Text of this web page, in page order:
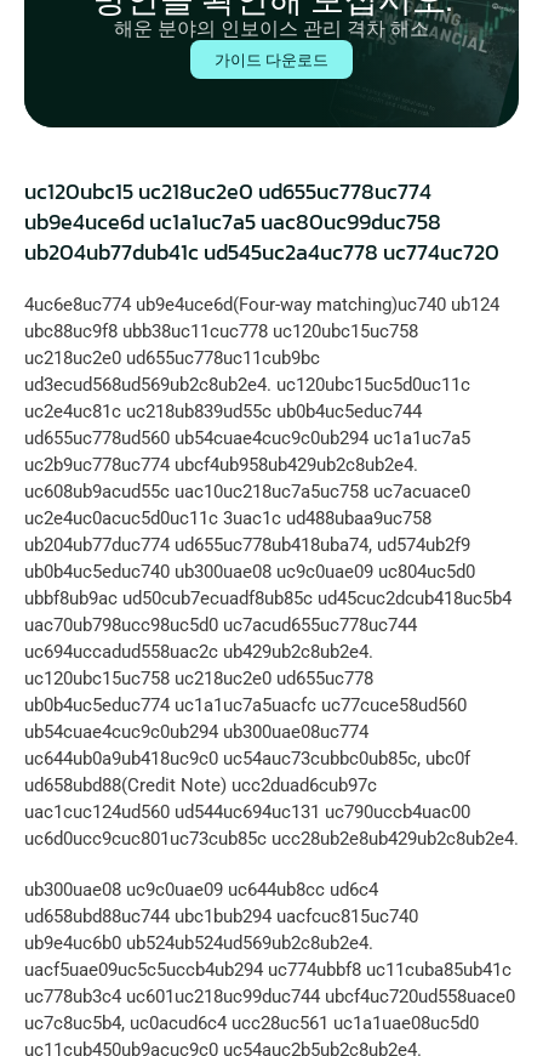
해운 분야의 인보이스 관리 격차 해소
가이드 다운로드
uc120ubc15 uc218uc2e0 ud655uc778uc774
ub9e4uce6d uc1a1uc7a5 uac80uc99duc758
ub204ub77dub41c ud545uc2a4uc778 uc774uc720
4uc6e8uc774 ub9e4uce6d(Four-way matching)uc740 ub124
ubc88uc9f8 ubb38uc11cuc778 uc120ubc15uc758
uc218uc2e0 ud655uc778uc11cub9bc
ud3ecud568ud569ub2c8ub2e4. uc120ubc15uc5d0uc11c
uc2e4uc81c uc218ub839ud55c ub0b4uc5educ744
ud655uc778ud560 ub54cuae4cuc9c0ub294 uc1a1uc7a5
uc2b9uc778uc774 ubcf4ub958ub429ub2c8ub2e4.
uc608ub9acud55c uac10uc218uc7a5uc758 uc7acuace0
uc2e4uc0acuc5d0uc11c 3uac1c ud488ubaa9uc758
ub204ub77duc774 ud655uc778ub418uba74, ud574ub2f9
ub0b4uc5educ740 ub300uae08 uc9c0uae09 uc804uc5d0
ubbf8ub9ac ud50cub7ecuadf8ub85c ud45cuc2dcub418uc5b4
uac70ub798ucc98uc5d0 uc7acud655uc778uc744
uc694uccadud558uac2c ub429ub2c8ub2e4.
uc120ubc15uc758 uc218uc2e0 ud655uc778
ub0b4uc5educ774 uc1a1uc7a5uacfc uc77cuce58ud560
ub54cuae4cuc9c0ub294 ub300uae08uc774
uc644ub0a9ub418uc9c0 uc54auc73cubbc0ub85c, ubc0f
ud658ubd88(Credit Note) ucc2duad6cub97c
uac1cuc124ud560 ud544uc694uc131 uc790uccb4uac00
uc6d0ucc9cuc801uc73cub85c ucc28ub2e8ub429ub2c8ub2e4.
ub300uae08 uc9c0uae09 uc644ub8cc ud6c4
ud658ubd88uc744 ubc1bub294 uacfcuc815uc740
ub9e4uc6b0 ub524ub524ud569ub2c8ub2e4.
uacf5uae09uc5c5uccb4ub294 uc774ubbf8 uc11cuba85ub41c
uc778ub3c4 uc601uc218uc99duc744 ubcf4uc720ud558uace0
uc7c8uc5b4, uc0acud6c4 ucc28uc561 uc1a1uae08uc5d0
uc11cub450ub9acuc9c0 uc54auc2b5ub2c8ub2e4.